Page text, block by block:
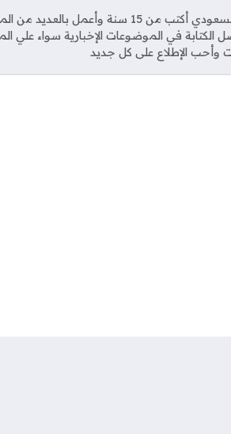
صحفي متخصص في الشأن السعودي أكتب من 15
الكتابة في الموضوعات الإخبارية سواء علي
وأحب الإطلاع على كل جديد